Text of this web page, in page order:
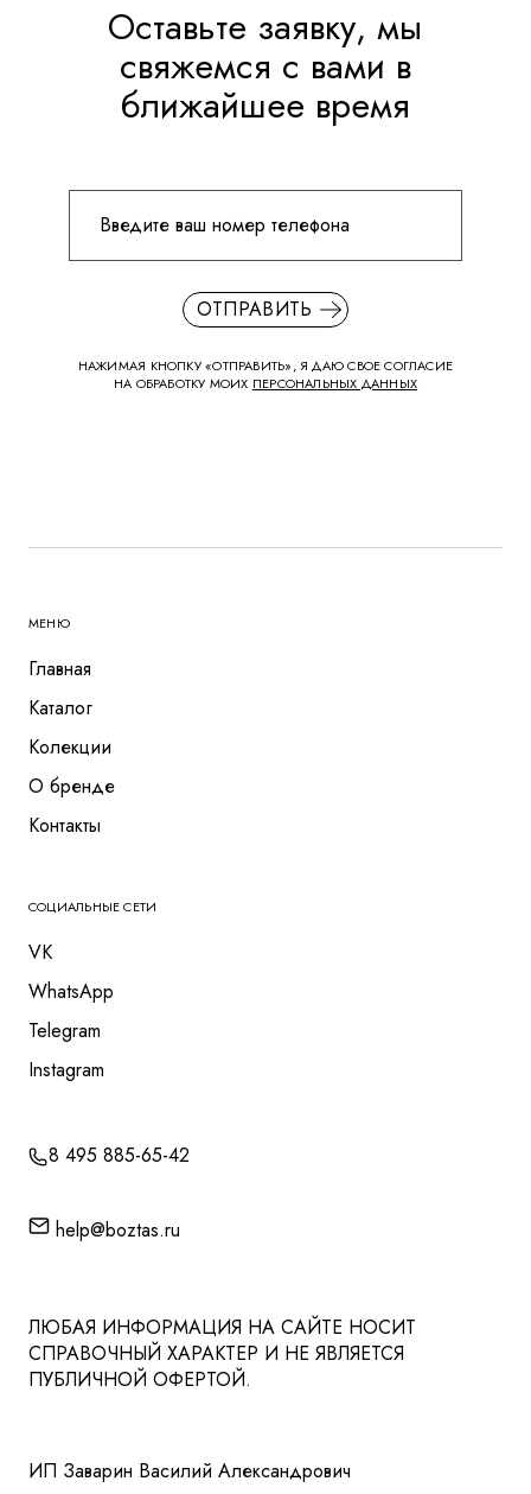
Оставьте заявку, мы
свяжемся с вами в
ближайшее время
ОТПРАВИТЬ
НАЖИМАЯ КНОПКУ «ОТПРАВИТЬ», Я ДАЮ СВОЕ СОГЛАСИЕ
НА ОБРАБОТКУ МОИХ ПЕРСОНАЛЬНЫХ ДАННЫХ
МЕНЮ
Главная
Каталог
Колекции
О бренде
Контакты
СОЦИАЛЬНЫЕ СЕТИ
VK
WhatsApp
Telegram
Instagram
8 495 885-65-42
help@boztas.ru
ЛЮБАЯ ИНФОРМАЦИЯ НА САЙТЕ НОСИТ
СПРАВОЧНЫЙ ХАРАКТЕР И НЕ ЯВЛЯЕТСЯ
ПУБЛИЧНОЙ ОФЕРТОЙ.
ИП Заварин Василий Александрович